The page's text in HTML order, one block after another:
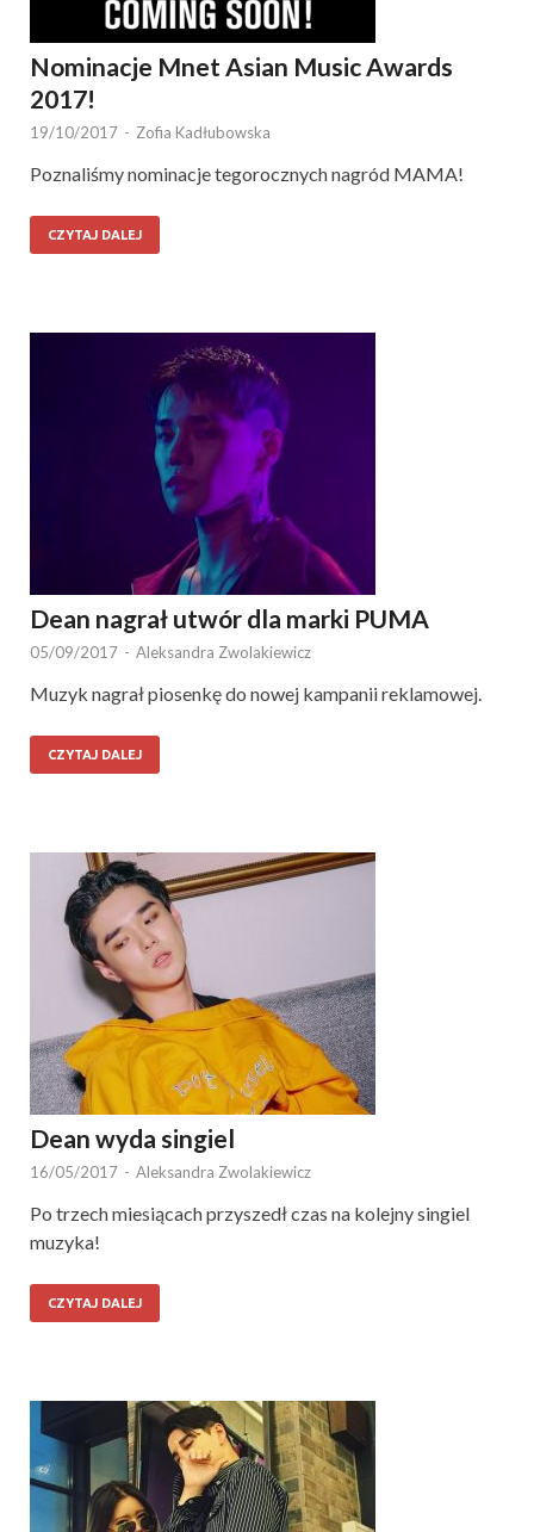
Nominacje Mnet Asian Music Awards
2017!
19/10/2017 - Zofia Kadłubowska
Poznaliśmy nominacje tegorocznych nagród MAMA!
CZYTAJ DALEJ
Dean nagrał utwór dla marki PUMA
05/09/2017 - Aleksandra Zwolakiewicz
Muzyk nagrał piosenkę do nowej kampanii reklamowej.
CZYTAJ DALEJ
Dean wyda singiel
16/05/2017 - Aleksandra Zwolakiewicz
Po trzech miesiącach przyszedł czas na kolejny singiel
muzyka!
CZYTAJ DALEJ